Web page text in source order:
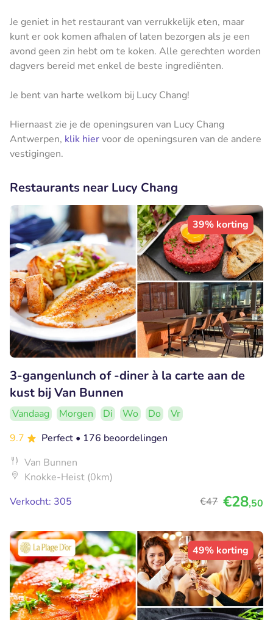
Je geniet in het restaurant van verrukkelijk eten, maar
kunt er ook komen afhalen of laten bezorgen als je een
avond geen zin hebt om te koken. Alle gerechten worden
dagvers bereid met enkel de beste ingrediënten.
Je bent van harte welkom bij Lucy Chang!
Hiernaast zie je de openingsuren van Lucy Chang
Antwerpen, klik hiervoor de openingsuren van de andere
vestigingen.
Restaurants near Lucy Chang
39% korting
3-gangenlunch of -diner à la carte aan de
kust bij Van Bunnen
Vandaag Morgen Di Wo Do
Vr
9.7
Perfect • 176 beoordelingen
Van Bunnen
Knokke-Heist (0km)
Verkocht: 305
€47 €28,50
49% korting